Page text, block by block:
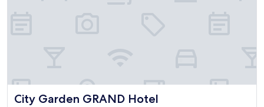
City Garden GRAND Hotel
City Garden GRAND Hotel